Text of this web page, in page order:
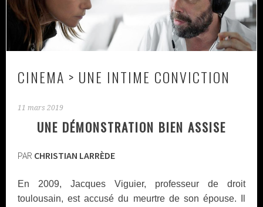
CINEMA > UNE INTIME CONVICTION
11 mars 2019
UNE DÉMONSTRATION BIEN ASSISE
PAR CHRISTIAN LARRÈDE
En 2009, Jacques Viguier, professeur de droit
toulousain, est accusé du meurtre de son épouse. Il